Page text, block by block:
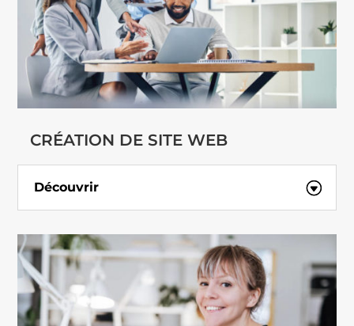
CRÉATION DE SITE WEB
Découvrir